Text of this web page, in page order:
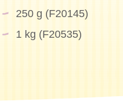
250 g (F20145)
1 kg (F20535)